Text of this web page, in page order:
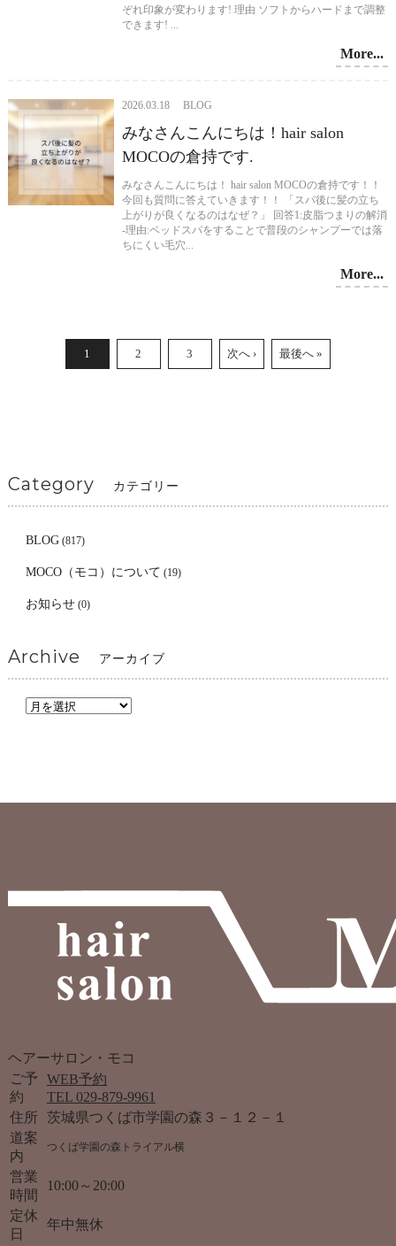
ぞれ印象が変わります! 理由 ソフトからハードまで調整
できます! ...
More...
2026.03.18 BLOG
みなさんこんにちは！hair salon
MOCOの倉持です.
みなさんこんにちは！ hair salon MOCOの倉持です！！
今回も質問に答えていきます！！ 「スパ後に髪の立ち
上がりが良くなるのはなぜ？」 回答1:皮脂つまりの解消
-理由:ベッドスパをすることで普段のシャンプーでは落
ちにくい毛穴...
More...
1 2 3 次へ › 最後へ »
Category カテゴリー
BLOG(817)
MOCO（モコ）について (19)
お知らせ(0)
Archive アーカイブ
ヘアーサロン・モコ
ご予
約
WEB予約
TEL 029-879-9961
住所 茨城県つくば市学園の森３－１２－１
道案
内
つくば学園の森トライアル横
営業
時間
10:00～20:00
定休
日
年中無休